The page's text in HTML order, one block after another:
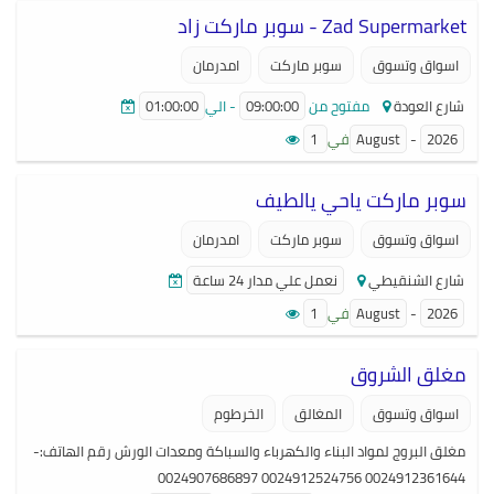
والتجمعات السكنية المحيطة خدمات التموين والإمداد للمعسكرات
والامدات الحقلية والجوية تموين معسكرات الشركات والمعدنين حسب
والترحيل بالطيران. خدمة التفجير والتفتيت استخدام مواد كيميائية تساعد
في عملية تفتيت الصخور الصلدة بدون أي آثار جانبية على البيئة وعلى
سلامة العاملين بالموقع . استخدام الديناميت. رقم الهاتف:-
http://subulint.ne البريد إلكتروني: contact@subulint.net
Zad Supermarket - سوبر ماركت زاد
اسواق وتسوق سوبر ماركت
امدرمان
شارع العودة
مفتوح من 09:00:00 - الي 01:00:00
1 في August - 2026
سوبر ماركت ياحي يالطيف
اسواق وتسوق سوبر ماركت
امدرمان
شارع الشنقيطي
نعمل علي مدار 24 ساعة
1 في August - 2026
مغلق الشروق
اسواق وتسوق المغالق
الخرطوم
مغلق البروج لمواد البناء والكهرباء والسباكة ومعدات الورش رقم الهاتف:-
0024912361644 0024912524756 0024907686897